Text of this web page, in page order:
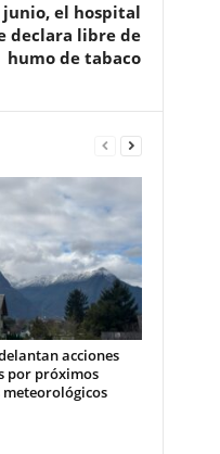
el hospital
declara libre de
humo de tabaco
acciones
por próximos